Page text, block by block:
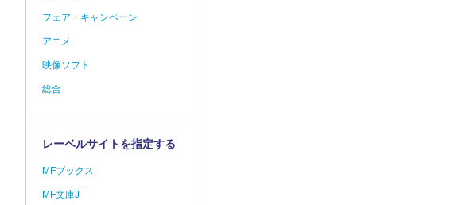
フェア・キャンペーン
アニメ
映像ソフト
総合
レーベルサイトを指定する
MFブックス
MF文庫J